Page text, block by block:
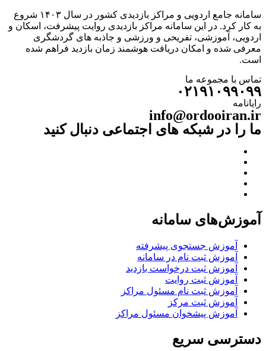
سامانه جامع اردویی و مراکز بازدیدی کشور در سال ۱۴۰۳ شروع
به کار کرد. در این سامانه مراکز بازدیدی روایت پیشرفت، اسکان و
اردویی، آموزشی، تفریحی و ورزشی و جاذبه های گردشگری
معرفی شده و امکان دریافت هوشمند زمان بازدید فراهم شده
است.
تماس با مجموعه ما
۰۲۱۹۱۰۹۹۰۹۹
رایانامه
info@ordooiran.ir
ما را در شبکه های اجتماعی دنبال کنید
آموزش‌های سامانه
آموزش جستجوی پیشرفته
آموزش ثبت نام در سامانه
آموزش ثبت درخواست بازدید
آموزش ثبت روایت
آموزش ثبت نام مسئول مراکز
آموزش ثبت مرکز
آموزش پیشخوان مسئول مراکز
دسترسی سریع